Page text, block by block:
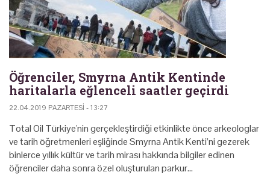
Öğrenciler, Smyrna Antik Kentinde
haritalarla eğlenceli saatler geçirdi
22.04.2019 PAZARTESI - 13:27
Total Oil Türkiye'nin gerçekleştirdiği etkinlikte önce arkeologlar
ve tarih öğretmenleri eşliğinde Smyrna Antik Kenti’ni gezerek
binlerce yıllık kültür ve tarih mirası hakkında bilgiler edinen
öğrenciler daha sonra özel oluşturulan parkur…